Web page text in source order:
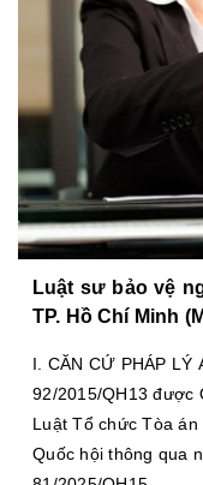
Luật sư bảo vệ
TP. Hồ Chí Minh
I. CĂN CỨ PHÁP LÝ
92/2015/QH13 được
Luật Tổ chức Tòa
Quốc hội thông qua